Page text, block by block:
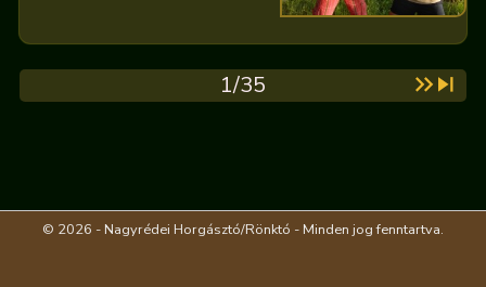
1/35
© 2026 - Nagyrédei Horgásztó/Rönktó - Minden jog fenntartva.